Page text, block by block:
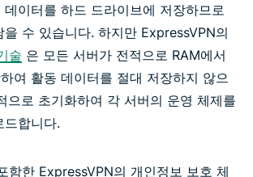
이터를 하드 드라이브에 저장하므로
을 수 있습니다. 하지만 ExpressVPN의
술 은 모든 서버가 전적으로 RAM에서
여 활동 데이터를 절대 저장하지 않으
으로 초기화하여 각 서버의 운영 체제를
드합니다.
함한 ExpressVPN의 개인정보 보호 체